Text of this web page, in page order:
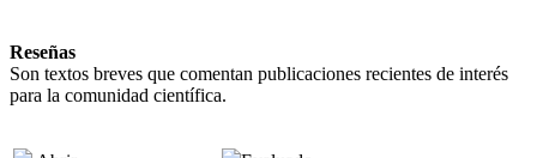
Reseñas
Son textos breves que comentan publicaciones recientes de interés
para la comunidad científica.